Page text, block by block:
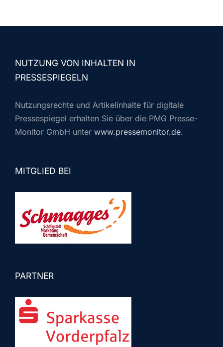
NUTZUNG VON INHALTEN IN
PRESSESPIEGELN
Nutzungsrechte und Artikelinhalte für digitale
Pressespiegel erhalten Sie über die PMG Presse-
Monitor GmbH unter www.pressemonitor.de.
MITGLIED BEI
PARTNER